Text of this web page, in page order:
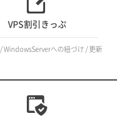
VPS割引きっぷ
WindowsServerへの紐づけ / 更新